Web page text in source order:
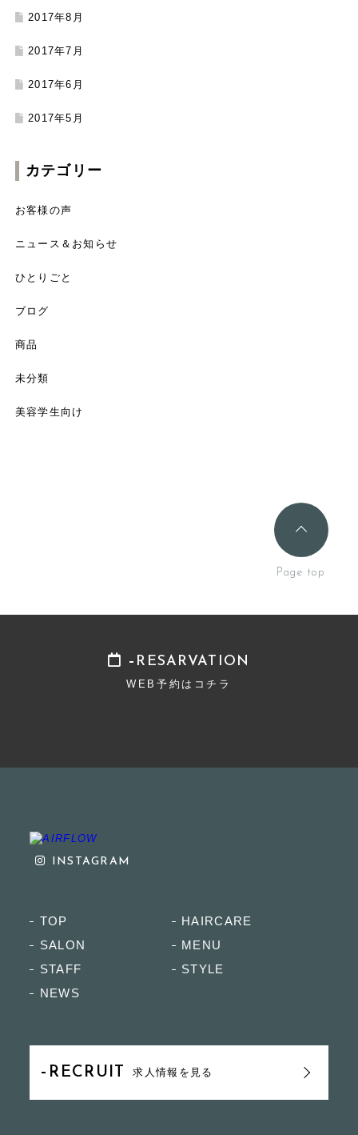
2017年8月
2017年7月
2017年6月
2017年5月
カテゴリー
お客様の声
ニュース＆お知らせ
ひとりごと
ブログ
商品
未分類
美容学生向け
INSTAGRAM
TOP
HAIRCARE
SALON
MENU
STAFF
STYLE
NEWS
RECRUIT 求人情報を見る
RESARVATION
WEB予約はコチラ